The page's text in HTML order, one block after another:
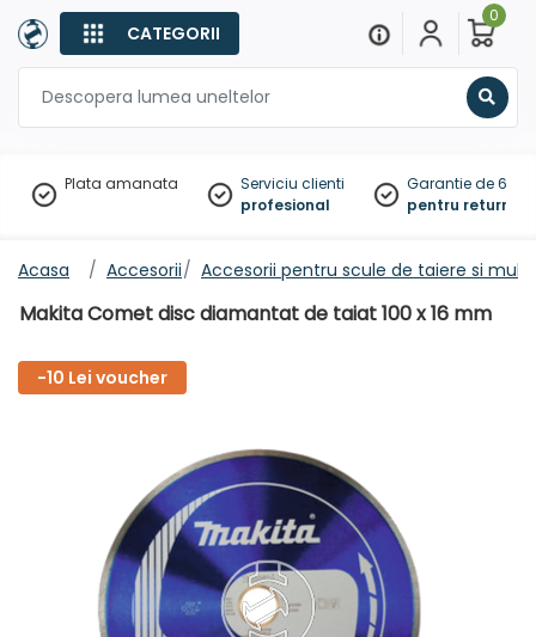
CATEGORII
0
Plata amanata
Serviciu clienti
profesional
Garantie de 60
pentru
Acasa Accesorii Accesorii pentru scule de taiere si
Makita Comet disc diamantat de taiat 100 x 16 mm
-10 Lei voucher